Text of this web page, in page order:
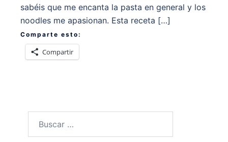
sabéis que me encanta la pasta en general y los
noodles me apasionan. Esta receta […]
Comparte esto:
Compartir